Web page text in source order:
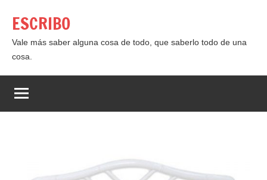
contenido
ESCRIBO
Vale más saber alguna cosa de todo, que saberlo todo de una
cosa.